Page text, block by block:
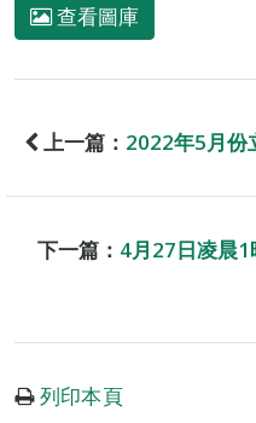
查看圖庫
上一篇： 2022年5月份
下一篇： 4月27日凌晨
列印本頁